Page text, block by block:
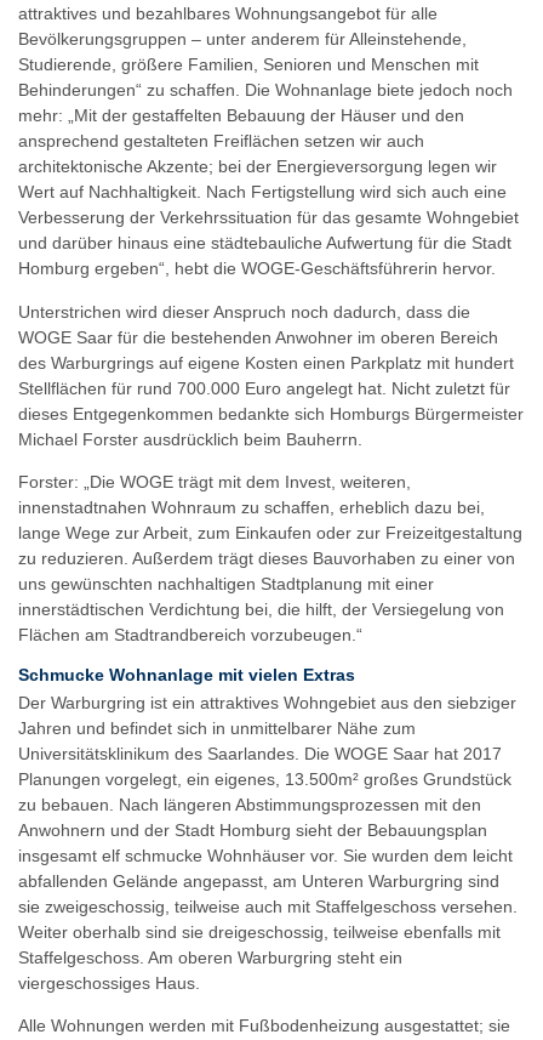
attraktives und bezahlbares Wohnungsangebot für alle
Bevölkerungsgruppen – unter anderem für Alleinstehende,
Studierende, größere Familien, Senioren und Menschen mit
Behinderungen“ zu schaffen. Die Wohnanlage biete jedoch noch
mehr: „Mit der gestaffelten Bebauung der Häuser und den
ansprechend gestalteten Freiflächen setzen wir auch
architektonische Akzente; bei der Energieversorgung legen wir
Wert auf Nachhaltigkeit. Nach Fertigstellung wird sich auch eine
Verbesserung der Verkehrssituation für das gesamte Wohngebiet
und darüber hinaus eine städtebauliche Aufwertung für die Stadt
Homburg ergeben“, hebt die WOGE-Geschäftsführerin hervor.
Unterstrichen wird dieser Anspruch noch dadurch, dass die
WOGE Saar für die bestehenden Anwohner im oberen Bereich
des Warburgrings auf eigene Kosten einen Parkplatz mit hundert
Stellflächen für rund 700.000 Euro angelegt hat. Nicht zuletzt für
dieses Entgegenkommen bedankte sich Homburgs Bürgermeister
Michael Forster ausdrücklich beim Bauherrn.
Forster: „Die WOGE trägt mit dem Invest, weiteren,
innenstadtnahen Wohnraum zu schaffen, erheblich dazu bei,
lange Wege zur Arbeit, zum Einkaufen oder zur Freizeitgestaltung
zu reduzieren. Außerdem trägt dieses Bauvorhaben zu einer von
uns gewünschten nachhaltigen Stadtplanung mit einer
innerstädtischen Verdichtung bei, die hilft, der Versiegelung von
Flächen am Stadtrandbereich vorzubeugen.“
Schmucke Wohnanlage mit vielen Extras
Der Warburgring ist ein attraktives Wohngebiet aus den siebziger
Jahren und befindet sich in unmittelbarer Nähe zum
Universitätsklinikum des Saarlandes. Die WOGE Saar hat 2017
Planungen vorgelegt, ein eigenes, 13.500m² großes Grundstück
zu bebauen. Nach längeren Abstimmungsprozessen mit den
Anwohnern und der Stadt Homburg sieht der Bebauungsplan
insgesamt elf schmucke Wohnhäuser vor. Sie wurden dem leicht
abfallenden Gelände angepasst, am Unteren Warburgring sind
sie zweigeschossig, teilweise auch mit Staffelgeschoss versehen.
Weiter oberhalb sind sie dreigeschossig, teilweise ebenfalls mit
Staffelgeschoss. Am oberen Warburgring steht ein
viergeschossiges Haus.
Alle Wohnungen werden mit Fußbodenheizung ausgestattet; sie